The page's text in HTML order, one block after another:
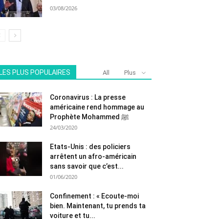
03/08/2026
PLUS POPULAIRES All Plus
Coronavirus : La presse
américaine rend hommage au
Prophète Mohammed ﷺ
24/03/2020
Etats-Unis : des policiers
arrêtent un afro-américain
sans savoir que c’est...
01/06/2020
Confinement : « Ecoute-moi
bien. Maintenant, tu prends ta
voiture et tu...